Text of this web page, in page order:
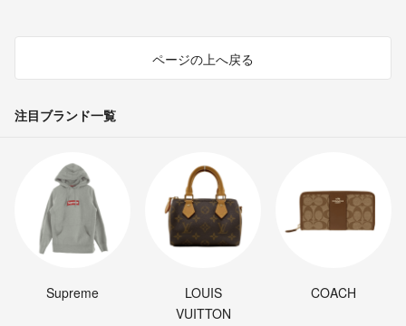
ページの上へ戻る
注目ブランド一覧
Supreme
LOUIS
VUITTON
COACH